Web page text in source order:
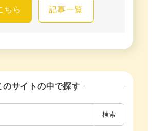
ちら 記事一覧
のサイトの中で探す
検索